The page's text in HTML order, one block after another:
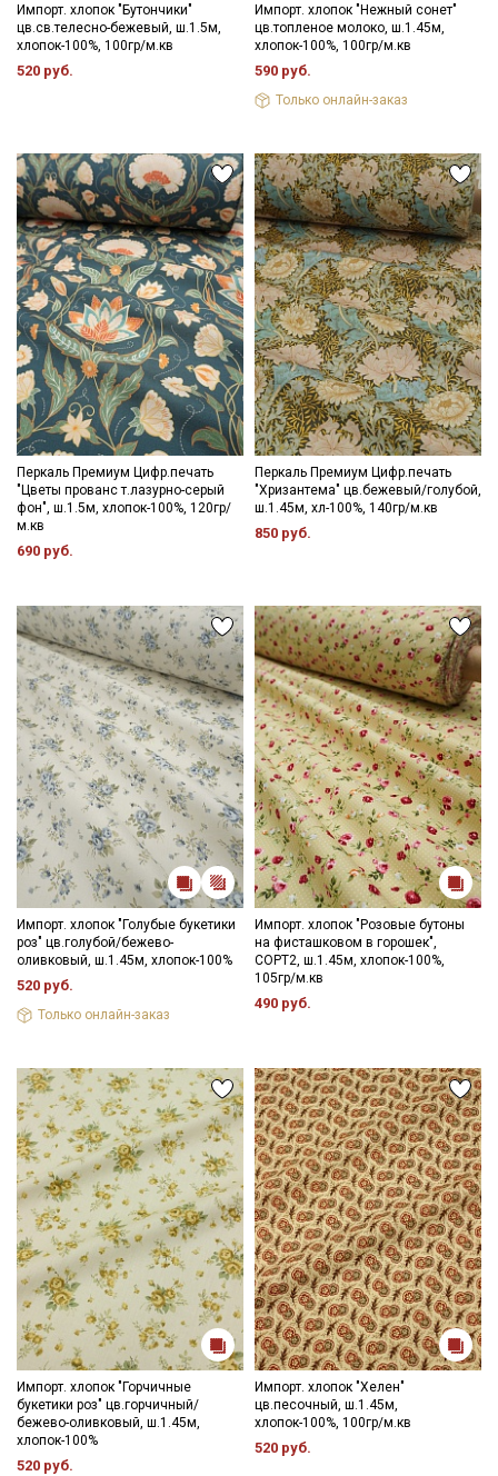
Импорт. хлопок "Бутончики"
цв.св.телесно-бежевый, ш.1.5м,
хлопок-100%, 100гр/м.кв
520 руб.
Импорт. хлопок "Нежный сонет"
цв.топленое молоко, ш.1.45м,
хлопок-100%, 100гр/м.кв
590 руб.
Только онлайн-заказ
Перкаль Премиум Цифр.печать
"Цветы прованс т.лазурно-серый
фон", ш.1.5м, хлопок-100%, 120гр/
м.кв
690 руб.
Перкаль Премиум Цифр.печать
"Хризантема" цв.бежевый/голубой,
ш.1.45м, хл-100%, 140гр/м.кв
850 руб.
Импорт. хлопок "Голубые букетики
роз" цв.голубой/бежево-
оливковый, ш.1.45м, хлопок-100%
520 руб.
Только онлайн-заказ
Импорт. хлопок "Розовые бутоны
на фисташковом в горошек",
СОРТ2, ш.1.45м, хлопок-100%,
105гр/м.кв
490 руб.
Импорт. хлопок "Горчичные
букетики роз" цв.горчичный/
бежево-оливковый, ш.1.45м,
хлопок-100%
520 руб.
Импорт. хлопок "Хелен"
цв.песочный, ш.1.45м,
хлопок-100%, 100гр/м.кв
520 руб.
Мы публикуем здесь дополнительные
промокоды и скидки до 30% на узкие
категории тканей
Подписаться
Ознакомлен(а) сПолитикой обработки персональных
данныхи даюСогласие на обработку персональных
данных
ДаюСогласие на получение рекламных и
информационных рассылок